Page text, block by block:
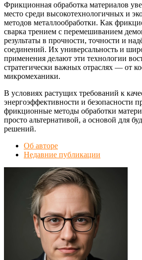
Фрикционная обработка материалов
место среди высокотехнологичных и
методов металлообработки. Как
сварка трением с перемешиванием
результаты в прочности, точности и
соединений. Их универсальность и
применения делают эти технологии
стратегически важных отраслях — от
микромеханики.
В условиях растущих требований к
энергоэффективности и безопасности
фрикционные методы обработки
просто альтернативой, а основой для
решений.
Об авторе
Недавние публикации